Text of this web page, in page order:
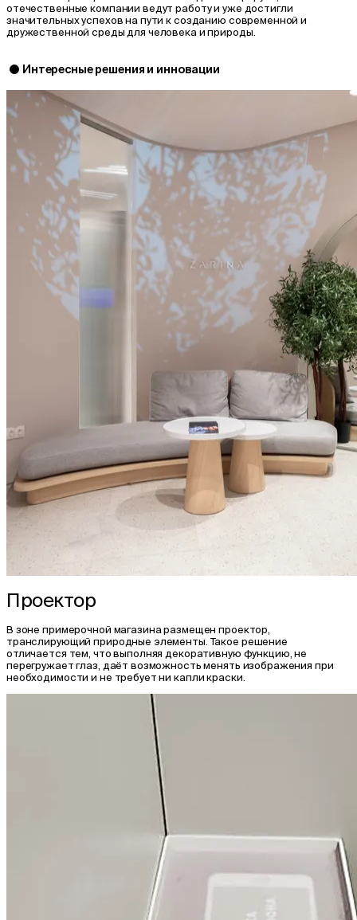
отечественные компании ведут работу и уже достигли
значительных успехов на пути к созданию современной и
дружественной среды для человека и природы.
Интересные решения и инновации
Проектор
В зоне примерочной магазина размещен проектор,
транслирующий природные элементы. Такое решение
отличается тем, что выполняя декоративную функцию, не
перегружает глаз, даёт возможность менять изображения при
необходимости и не требует ни капли краски.